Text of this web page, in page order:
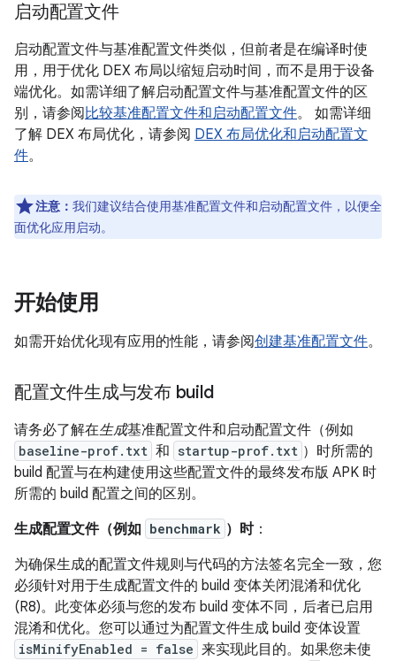
启动配置文件
启动配置文件与基准配置文件类似，但前者是在编译时使
用，用于优化 DEX 布局以缩短启动时间，而不是用于设备
端优化。如需详细了解启动配置文件与基准配置文件的区
别，请参阅比较基准配置文件和启动配置文件。 如需详细
了解 DEX 布局优化，请参阅 DEX 布局优化和启动配置文
件。
注意： 我们建议结合使用基准配置文件和启动配置文件，以便全
面优化应用启动。
开始使用
如需开始优化现有应用的性能，请参阅创建基准配置文件。
配置文件生成与发布 build
请务必了解在生成基准配置文件和启动配置文件（例如
baseline-prof.txt 和 startup-prof.txt ）时所需的
build 配置与在构建使用这些配置文件的最终发布版 APK 时
所需的 build 配置之间的区别。
生成配置文件（例如 benchmark ）时：
为确保生成的配置文件规则与代码的方法签名完全一致，您
必须针对用于生成配置文件的 build 变体关闭混淆和优化
(R8)。此变体必须与您的发布 build 变体不同，后者已启用
混淆和优化。您可以通过为配置文件生成 build 变体设置
isMinifyEnabled = false 来实现此目的。如果您未使